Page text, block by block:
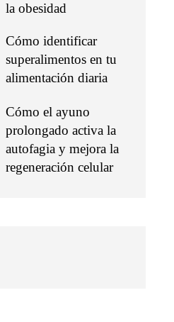
la obesidad
Cómo identificar
superalimentos en tu
alimentación diaria
Cómo el ayuno
prolongado activa la
autofagia y mejora la
regeneración celular